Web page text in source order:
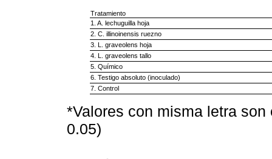
Tratamiento
1. A. lechuguilla hoja
2. C. illinoinensis ruezno
3. L. graveolens hoja
4. L. graveolens tallo
5. Químico
6. Testigo absoluto (inoculado)
7. Control
*Valores con misma letra
0.05)